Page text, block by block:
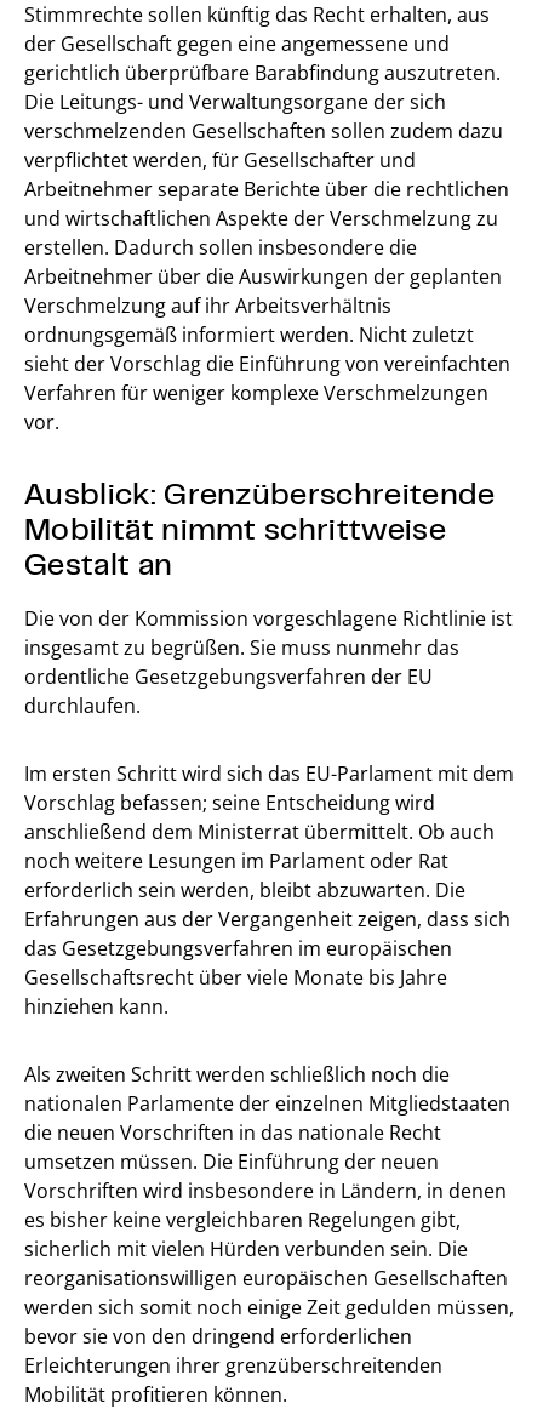
Stimmrechte sollen künftig das Recht erhalten, aus
der Gesellschaft gegen eine angemessene und
gerichtlich überprüfbare Barabfindung auszutreten.
Die Leitungs- und Verwaltungsorgane der sich
verschmelzenden Gesellschaften sollen zudem dazu
verpflichtet werden, für Gesellschafter und
Arbeitnehmer separate Berichte über die rechtlichen
und wirtschaftlichen Aspekte der Verschmelzung zu
erstellen. Dadurch sollen insbesondere die
Arbeitnehmer über die Auswirkungen der geplanten
Verschmelzung auf ihr Arbeitsverhältnis
ordnungsgemäß informiert werden. Nicht zuletzt
sieht der Vorschlag die Einführung von vereinfachten
Verfahren für weniger komplexe Verschmelzungen
vor.
Ausblick: Grenzüberschreitende
Mobilität nimmt schrittweise
Gestalt an
Die von der Kommission vorgeschlagene Richtlinie ist
insgesamt zu begrüßen. Sie muss nunmehr das
ordentliche Gesetzgebungsverfahren der EU
durchlaufen.
Im ersten Schritt wird sich das EU-Parlament mit dem
Vorschlag befassen; seine Entscheidung wird
anschließend dem Ministerrat übermittelt. Ob auch
noch weitere Lesungen im Parlament oder Rat
erforderlich sein werden, bleibt abzuwarten. Die
Erfahrungen aus der Vergangenheit zeigen, dass sich
das Gesetzgebungsverfahren im europäischen
Gesellschaftsrecht über viele Monate bis Jahre
hinziehen kann.
Als zweiten Schritt werden schließlich noch die
nationalen Parlamente der einzelnen Mitgliedstaaten
die neuen Vorschriften in das nationale Recht
umsetzen müssen. Die Einführung der neuen
Vorschriften wird insbesondere in Ländern, in denen
es bisher keine vergleichbaren Regelungen gibt,
sicherlich mit vielen Hürden verbunden sein. Die
reorganisationswilligen europäischen Gesellschaften
werden sich somit noch einige Zeit gedulden müssen,
bevor sie von den dringend erforderlichen
Erleichterungen ihrer grenzüberschreitenden
Mobilität profitieren können.